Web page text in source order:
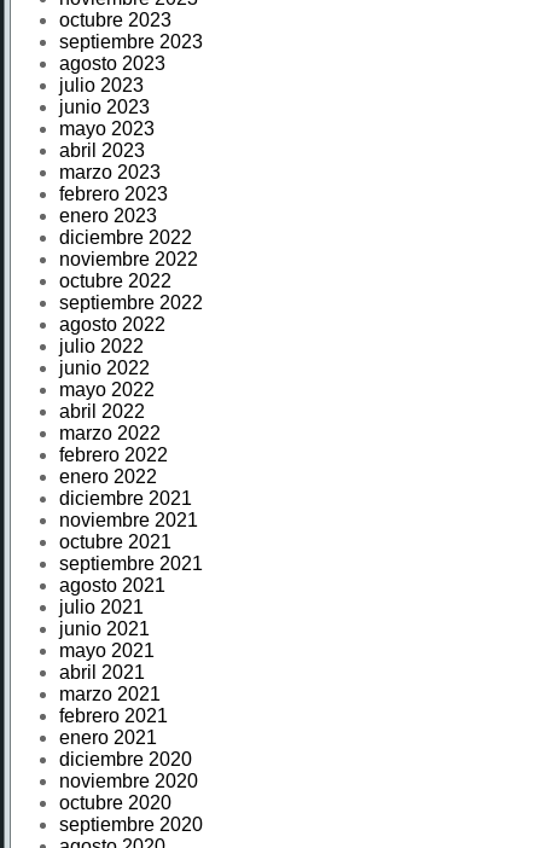
octubre 2023
septiembre 2023
agosto 2023
julio 2023
junio 2023
mayo 2023
abril 2023
marzo 2023
febrero 2023
enero 2023
diciembre 2022
noviembre 2022
octubre 2022
septiembre 2022
agosto 2022
julio 2022
junio 2022
mayo 2022
abril 2022
marzo 2022
febrero 2022
enero 2022
diciembre 2021
noviembre 2021
octubre 2021
septiembre 2021
agosto 2021
julio 2021
junio 2021
mayo 2021
abril 2021
marzo 2021
febrero 2021
enero 2021
diciembre 2020
noviembre 2020
octubre 2020
septiembre 2020